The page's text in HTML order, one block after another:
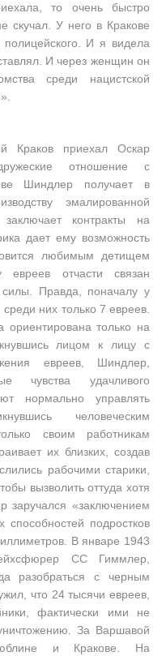
то очень быстро
скучал. У него в Кракове
И я видела
И через женщин он
среди нацистской
Краков приехал Оскар
отношение с
Шиндлер получает в
эмалированной
контракты на
дает ему возможность
любимым детищем
отчасти связан
Правда, поначалу у
них только 7 евреев.
только на
лицом к лицу с
евреев, Шиндлер,
чувства удачливого
нормально управлять
человеческим
своим работникам
их близких, создав
рабочими старики,
вызволить оттуда хотя
«заключением
способностей подростков
В январе 1943
СС Гиммлер,
разобраться с черным
что 24 тысячи евреев,
фактически ими не
За Варшавой
и Кракове. На